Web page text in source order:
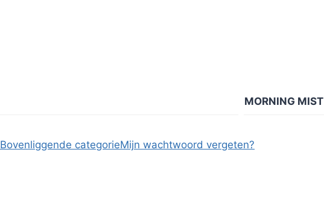
MORNING MIST
Bovenliggende categorieMijn wachtwoord vergeten?